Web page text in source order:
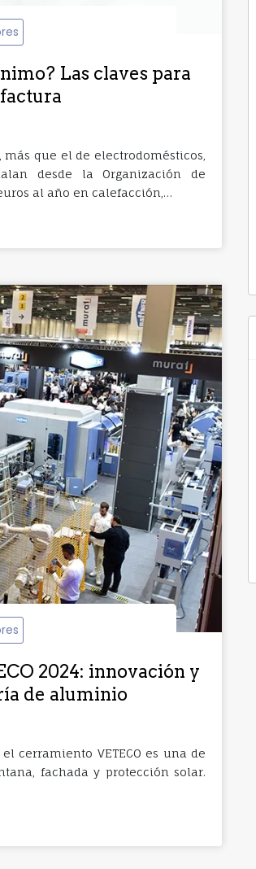
Las claves para
que el de electrodomésticos,
desde la Organización de
al año en calefacción,…
2024: innovación y
de aluminio
cerramiento VETECO es una de
fachada y protección solar.